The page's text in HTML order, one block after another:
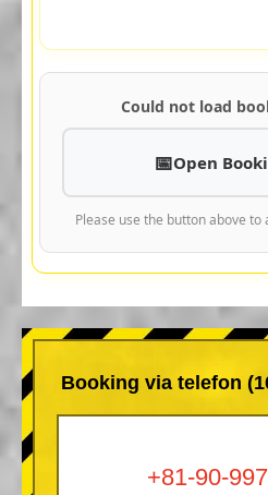
Could not load
Open
Please use the button above to
Booking via telefon
+81-90-